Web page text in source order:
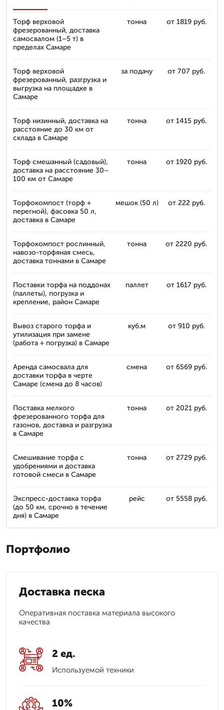
Торф верховой
фрезерованный, доставка
самосвалом (1–5 т) в
пределах Самаре
тонна от 1819 руб.
Торф верховой
фрезерованный, разгрузка и
выгрузка на площадке в
Самаре
за подачу от 707 руб.
Торф низинный, доставка на
расстояние до 30 км от
склада в Самаре
тонна от 1415 руб.
Торф смешанный (садовый),
доставка на расстояние 30–
100 км от Самаре
тонна от 1920 руб.
Торфокомпост (торф +
перегной), фасовка 50 л,
доставка в Самаре
мешок (50 л) от 222 руб.
Торфокомпост рослинный,
навозо-торфяная смесь,
доставка тоннами в Самаре
тонна от 2220 руб.
Поставки торфа на поддонах
(паллеты), погрузка и
крепление, район Самаре
паллет от 1617 руб.
Вывоз старого торфа и
утилизация при замене
(работа + погрузка) в Самаре
куб.м от 910 руб.
Аренда самосвала для
доставки торфа в черте
Самаре (смена до 8 часов)
смена от 6569 руб.
Поставка мелкого
фрезерованного торфа для
газонов, доставка и разгрузка
в Самаре
тонна от 2021 руб.
Смешивание торфа с
удобрениями и доставка
готовой смеси в Самаре
тонна от 2729 руб.
Экспресс-доставка торфа
(до 50 км, срочно в течение
дня) в Самаре
рейс от 5558 руб.
Портфолио
Доставка песка
Оперативная поставка материала высокого
качества
2 ед.
Используемой техники
10%